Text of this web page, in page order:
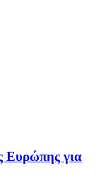
Ευρώπης για